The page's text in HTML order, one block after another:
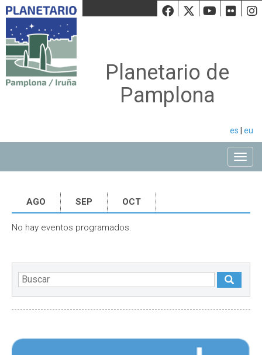
Facebook
Twiiter
Planetario de
Pamplona
es eu
AGO SEP OCT
No hay eventos programados.